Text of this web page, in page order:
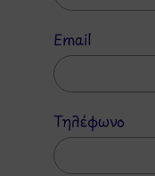
Email
Τηλέφωνο